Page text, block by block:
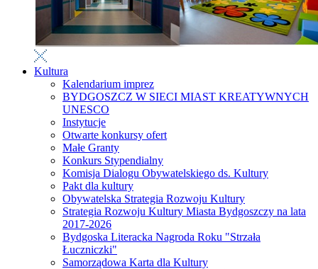
Kultura
Kalendarium imprez
BYDGOSZCZ W SIECI MIAST KREATYWNYCH
UNESCO
Instytucje
Otwarte konkursy ofert
Małe Granty
Konkurs Stypendialny
Komisja Dialogu Obywatelskiego ds. Kultury
Pakt dla kultury
Obywatelska Strategia Rozwoju Kultury
Strategia Rozwoju Kultury Miasta Bydgoszczy na lata
2017-2026
Bydgoska Literacka Nagroda Roku "Strzała
Łuczniczki"
Samorządowa Karta dla Kultury